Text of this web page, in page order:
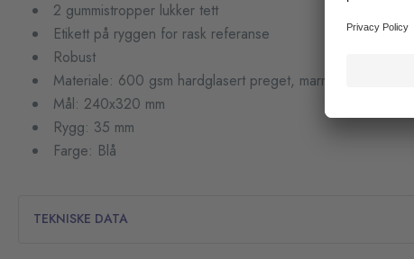
2 gummistropper lukker tett
Etikett på ryggen for rask referanse
Robust
Materiale: 600 gsm hardglasert preget, marmorert hardpapp
Mål: 240x320 mm
Rygg: 35 mm
Farge: Blå
TEKNISKE DATA